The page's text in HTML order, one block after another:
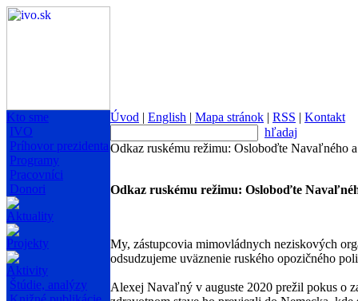
Kto sme
IVO
Príhovor prezidenta
Programy
Pracovníci
Donori
Aktuality
Projekty
Aktivity
Štúdie, analýzy
Úvod | English | Mapa stránok | RSS | Kontakt
hľadaj
Odkaz ruskému režimu: Osloboďte Navaľného
Odkaz ruskému režimu: Osloboďte
My, zástupcovia mimovládnych neziskových
odsudzujeme uväznenie ruského opozičného
Alexej Navaľný v auguste 2020 prežil pokus o